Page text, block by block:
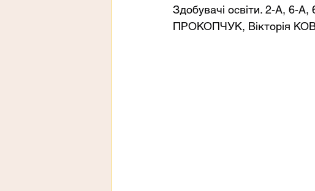
Здобувачі освіти. 2-А, 6-
ПРОКОПЧУК, Вікторія